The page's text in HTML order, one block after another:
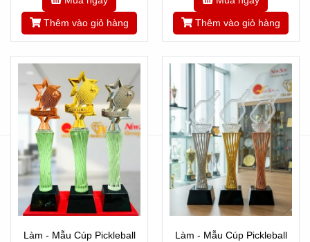
Thêm vào giỏ hàng Thêm vào giỏ hàng
Làm - Mẫu Cúp Pickleball
Làm - Mẫu Cúp Pickleball